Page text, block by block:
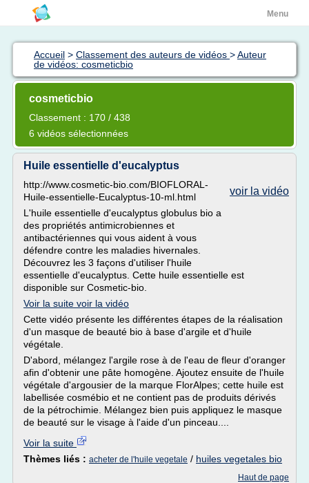
Menu
Accueil > Classement des auteurs de vidéos >Auteur
de vidéos: cosmeticbio
cosmeticbio
Classement : 170 / 438
6 vidéos sélectionnées
Huile essentielle d'eucalyptus
voir la vidéo
http://www.cosmetic-bio.com/BIOFLORAL-
Huile-essentielle-Eucalyptus-10-ml.html
L'huile essentielle d'eucalyptus globulus bio a
des propriétés antimicrobiennes et
antibactériennes qui vous aident à vous
défendre contre les maladies hivernales.
Découvrez les 3 façons d'utiliser l'huile
essentielle d'eucalyptus. Cette huile essentielle est
disponible sur Cosmetic-bio.
Voir la suite voir la vidéo
Cette vidéo présente les différentes étapes de la réalisation
d'un masque de beauté bio à base d'argile et d'huile
végétale.
D'abord, mélangez l'argile rose à de l'eau de fleur d'oranger
afin d'obtenir une pâte homogène. Ajoutez ensuite de l'huile
végétale d'argousier de la marque FlorAlpes; cette huile est
labellisée cosmébio et ne contient pas de produits dérivés
de la pétrochimie. Mélangez bien puis appliquez le masque
de beauté sur le visage à l'aide d'un pinceau....
Voir la suite
Thèmes liés : acheter de l'huile vegetale / huiles vegetales bio
Haut de page